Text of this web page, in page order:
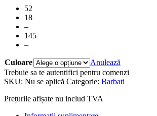
52
18
–
145
–
Culoare
Anulează
Trebuie sa te autentifici pentru comenzi
SKU: Nu se aplică Categorie: Barbati
Prețurile afișate nu includ TVA